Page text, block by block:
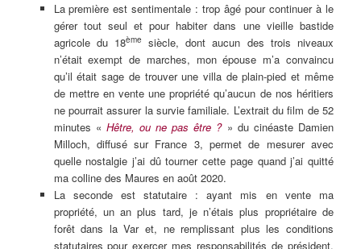
La première est sentimentale : trop âgé pour continuer à le
gérer tout seul et pour habiter dans une vieille bastide
agricole du 18ème
siècle, dont aucun des trois niveaux
n’était exempt de marches, mon épouse m’a convaincu
qu’il était sage de trouver une villa de plain-pied et même
de mettre en vente une propriété qu’aucun de nos héritiers
ne pourrait assurer la survie familiale. L’extrait du film de 52
minutes « Hêtre, ou ne pas être ?» du cinéaste Damien
Milloch, diffusé sur France 3, permet de mesurer avec
quelle nostalgie j’ai dû tourner cette page quand j’ai quitté
ma colline des Maures en août 2020.
La seconde est statutaire : ayant mis en vente ma
propriété, un an plus tard, je n’étais plus propriétaire de
forêt dans la Var et, ne remplissant plus les conditions
statutaires pour exercer mes responsabilités de président,